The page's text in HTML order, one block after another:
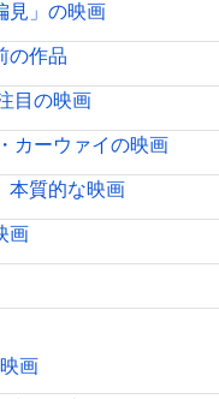
見」の映画
の作品
目の映画
カーウァイの映画
本質的な映画
画
画